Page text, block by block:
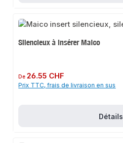
Silencieux à insérer Maico
Prix régulier :
De 26.55 CHF
Prix TTC, frais de livraison en sus
Détails